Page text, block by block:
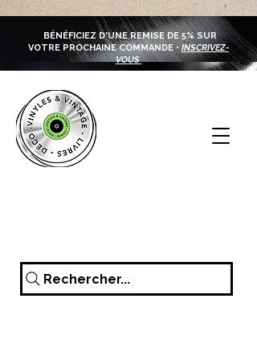
BÉNÉFICIEZ D'UNE REMISE DE 5% SUR
VOTRE PROCHAINE COMMANDE • INSCRIVEZ-
VOUS
Rechercher...